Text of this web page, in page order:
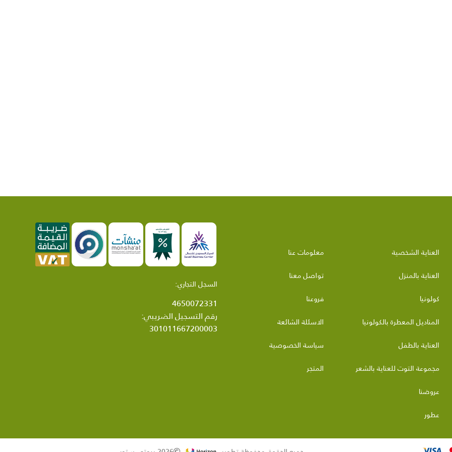
العناية الشخصية
العناية بالمنزل
كولونيا
المناديل المعطرة بالكولونيا
العناية بالطفل
مجموعة التوت للعناية بالشعر
عروضنا
عطور
معلومات عنا
تواصل معنا
فروعنا
الاسئلة الشائعة
سياسة الخصوصية
المتجر
السجل التجاري:
4650072331
رقم التسجيل الضريبي:
301011667200003